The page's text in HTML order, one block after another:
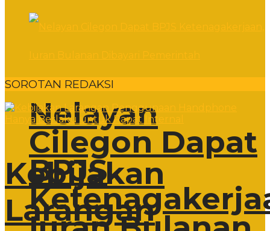
Nelayan
Cilegon Dapat
BPJS
SOROTAN REDAKSI
Kebijakan
Larangan